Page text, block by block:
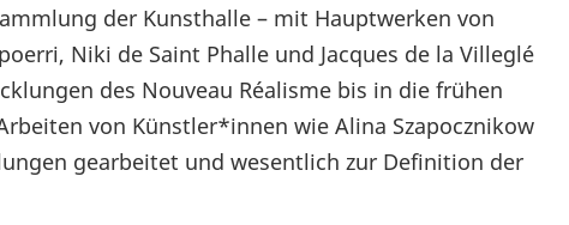
der Kunsthalle – mit Hauptwerken von
Niki de Saint Phalle und Jacques de la Villeglé
des Nouveau Réalisme bis in die frühen
von Künstler*innen wie Alina Szapocznikow
gearbeitet und wesentlich zur Definition der